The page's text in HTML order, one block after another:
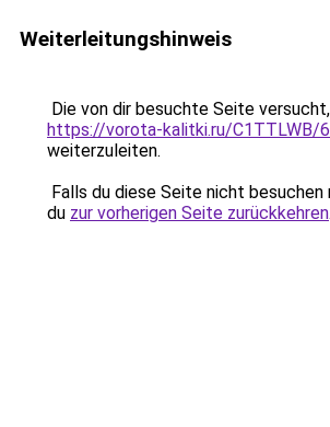
Weiterleitungshinweis
Die von dir besuchte Seite
https://vorota-kalitki.ru/C1TTLWB/
weiterzuleiten.
Falls du diese Seite nicht
du zur vorherigen Seite zurückkehren.